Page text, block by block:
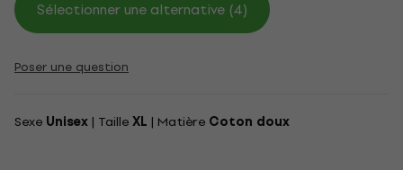
Sélectionner une alternative (4)
Poser une question
Sexe Unisex | TailleXL | Matière Coton doux